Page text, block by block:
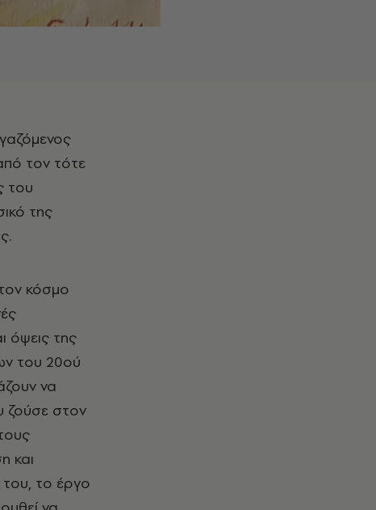
τον τότε
του
της
κόσμο
όψεις της
του 20ού
να
ζούσε στον
και
του, το έργο